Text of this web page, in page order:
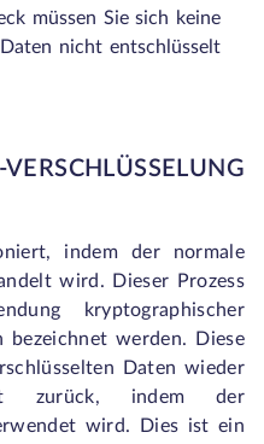
müssen Sie sich keine
nicht entschlüsselt
indem der normale
wird. Dieser Prozess
kryptographischer
bezeichnet werden. Diese
Daten wieder
zurück, indem der
wird. Dies ist ein